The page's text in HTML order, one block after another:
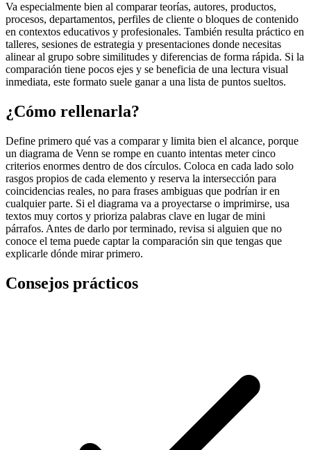
Va especialmente bien al comparar teorías, autores, productos,
procesos, departamentos, perfiles de cliente o bloques de contenido
en contextos educativos y profesionales. También resulta práctico en
talleres, sesiones de estrategia y presentaciones donde necesitas
alinear al grupo sobre similitudes y diferencias de forma rápida. Si la
comparación tiene pocos ejes y se beneficia de una lectura visual
inmediata, este formato suele ganar a una lista de puntos sueltos.
¿Cómo rellenarla?
Define primero qué vas a comparar y limita bien el alcance, porque
un diagrama de Venn se rompe en cuanto intentas meter cinco
criterios enormes dentro de dos círculos. Coloca en cada lado solo
rasgos propios de cada elemento y reserva la intersección para
coincidencias reales, no para frases ambiguas que podrían ir en
cualquier parte. Si el diagrama va a proyectarse o imprimirse, usa
textos muy cortos y prioriza palabras clave en lugar de mini
párrafos. Antes de darlo por terminado, revisa si alguien que no
conoce el tema puede captar la comparación sin que tengas que
explicarle dónde mirar primero.
Consejos prácticos